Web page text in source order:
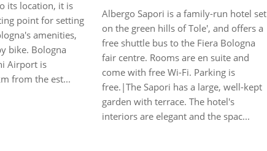
its location, it is
point for setting
amenities,
bike. Bologna
Airport is
from the est...
Albergo Sapori is a family-run hotel set
on the green hills of Tole', and offers a
free shuttle bus to the Fiera Bologna
fair centre. Rooms are en suite and
come with free Wi-Fi. Parking is
free.|The Sapori has a large, well-kept
garden with terrace. The hotel's
interiors are elegant and the spac...